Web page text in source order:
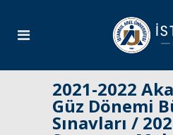
2021-2022
Güz Dönemi
Sınavları /